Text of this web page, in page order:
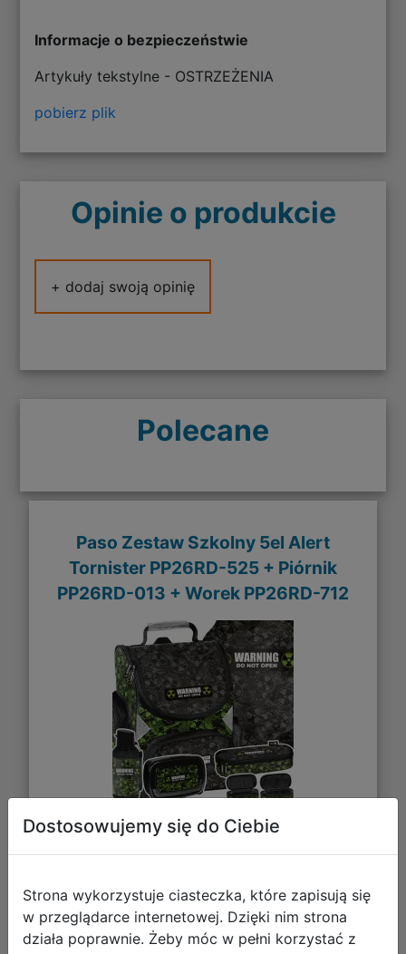
Informacje o bezpieczeństwie
Artykuły tekstylne - OSTRZEŻENIA
pobierz plik
Opinie o produkcie
+ dodaj swoją opinię
Polecane
Paso Zestaw Szkolny 5el Alert
Tornister PP26RD-525 + Piórnik
PP26RD-013 + Worek PP26RD-712
Galeria zdjęć
Dostosowujemy się do Ciebie
Strona wykorzystuje ciasteczka, które zapisują się
w przeglądarce internetowej. Dzięki nim strona
działa poprawnie. Żeby móc w pełni korzystać z